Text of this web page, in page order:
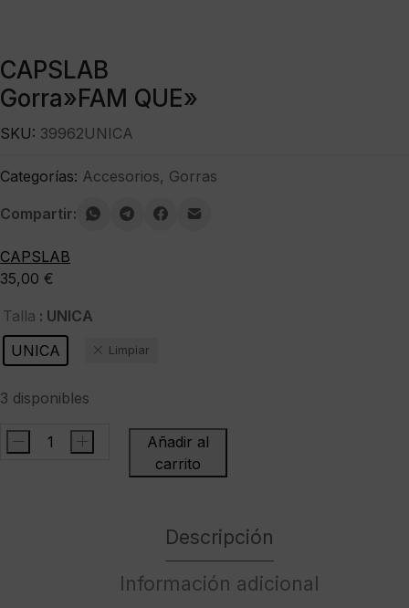
CAPSLAB
Gorra»FAM QUE»
35,00 €
Talla : UNICA
UNICA
Limpiar
3 disponibles
CAPSLABGorra"FAM
- +
Añadir al
carrito
SKU: 39962UNICA
Categorías: Accesorios, Gorras
Compartir:
CAPSLAB
Descripción
Información adicional